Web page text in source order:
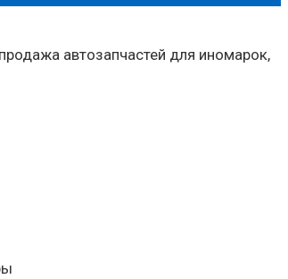
автозапчастей для иномарок,